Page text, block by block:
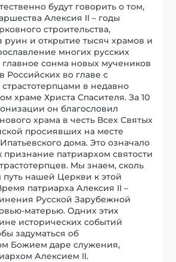
будут говорить о том,
Алексия II – годы
строительства,
руин и открытие тысяч храмов и
многих русских
главное сонма новых мучеников
Российских во главе с
в недавно
храме Христа Спасителя. За 10
он благословил
храма в честь Всех Святых
просиявших на месте
дома. Это означало
признание патриархом святости
Мы знаем, сколь
нашей Церкви к этой
патриарха Алексия II –
Русской Зарубежной
матерью. Одних этих
исторических событий
задуматься об
Божием даре служения,
Алексием II.